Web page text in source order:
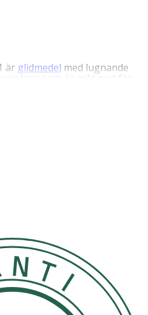
är glidmedel med lugnande
som är mild nog för
inklusive de intima delarna.
enkelt att tvätta bort, och
Durex Play-glidmedel
andra obehag vid sex för en
på
Massera mjukt in
och resten av
en gång till!
för vaginalt, analt
skadad hud eller sår. Om
använda intimgelen.